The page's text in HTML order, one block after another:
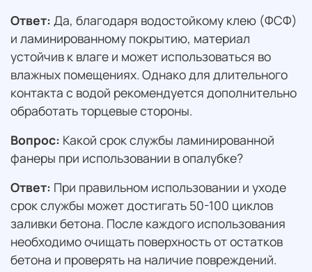
Ответ: Да, благодаря водостойкому клею (ФСФ)
и ламинированному покрытию, материал
устойчив к влаге и может использоваться во
влажных помещениях. Однако для длительного
контакта с водой рекомендуется дополнительно
обработать торцевые стороны.
Вопрос: Какой срок службы ламинированной
фанеры при использовании в опалубке?
Ответ: При правильном использовании и уходе
срок службы может достигать 50-100 циклов
заливки бетона. После каждого использования
необходимо очищать поверхность от остатков
бетона и проверять на наличие повреждений.